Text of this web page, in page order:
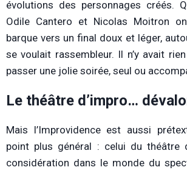
évolutions des personnages créés.
Odile Cantero et Nicolas Moitron
barque vers un final doux et léger,
se voulait rassembleur. Il n’y avait
passer une jolie soirée, seul ou
Le théâtre d’impro…
Mais l’Improvidence est aussi
point plus général : celui du théâtre
considération dans le monde du